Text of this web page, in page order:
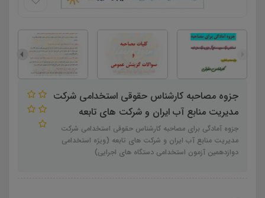
جزوه مصاحبه کارشناس حقوقی استخدامی شرکت
مدیریت منابع آب ایران و شرکت های تابعه
جزوه آمادگی برای مصاحبه کارشناس حقوقی استخدامی شرکت
مدیریت منابع آب ایران و شرکت های تابعه (ویژه استخدامی
دوازدهمین آزمون استخدامی دستگاه های اجرایی)